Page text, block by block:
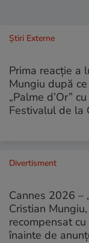
Știri Externe
Prima reacție a
Mungiu după
„Palme d’Or”
Festivalul de la
Divertisment
Cannes 2026 –
Cristian
recompensat
înainte de